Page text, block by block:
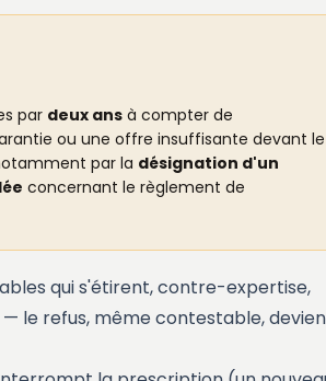
par deux ans à compter de
ou une offre insuffisante devant le
par la désignation d'un
concernant le règlement de
qui s'étirent, contre-expertise,
— le refus, même contestable,